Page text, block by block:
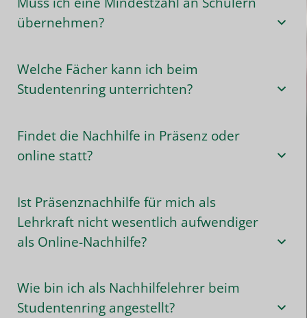
übernehmen?
Welche Fächer kann ich beim
Studentenring unterrichten?
Findet die Nachhilfe in Präsenz oder
online statt?
Ist Präsenznachhilfe für mich als
Lehrkraft nicht wesentlich aufwendiger
als Online-Nachhilfe?
Wie bin ich als Nachhilfelehrer beim
Studentenring angestellt?